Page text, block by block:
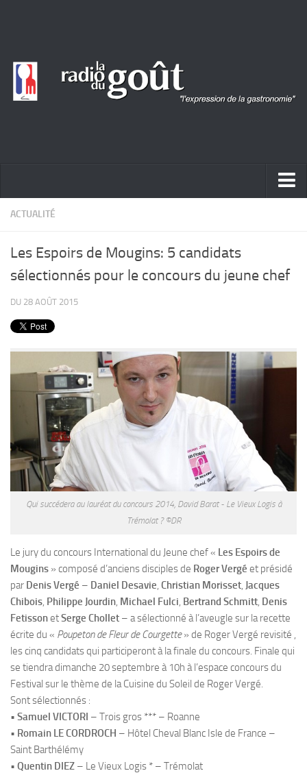
ACTUALITÉ
PORTRAITS
Plats
Desserts
Sauces
ACTUALITÉ
Les Espoirs de Mougins: 5 candidats
sélectionnés pour le concours du jeune chef
DU 28 AOÛT 2015
Qui succédera au lauréat du concours 2014, David Barat - Le Vieux Logis à
Trémolat ? ©DR
Le jury du concours International du Jeune chef « Les Espoirs de
Mougins » composé d’anciens disciples de Roger Vergé et présidé
par Denis Vergé – Daniel Desavie, Christian Morisset, Jacques
Chibois, Philippe Jourdin, Michael Fulci, Bertrand Schmitt, Denis
FetissonetSerge Chollet – a sélectionné à l’aveugle sur la recette
écrite du « Poupeton de Fleur de Courgette» de Roger Vergé revisité ,
les cinq candidats qui participeront à la finale du concours. Finale qui
se tiendra dimanche 20 septembre à 10h à l’espace concours du
Festival sur le thème de la Cuisine du Soleil de Roger Vergé.
Sont sélectionnés :
• Samuel VICTORI – Trois gros *** – Roanne
• Romain LE CORDROCH – Hôtel Cheval Blanc Isle de France –
Saint Barthélémy
• Quentin DIEZ – Le Vieux Logis * – Trémolat